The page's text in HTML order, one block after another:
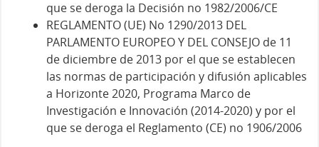
que se deroga la Decisión no 1982/2006/CE
REGLAMENTO (UE) No 1290/2013 DEL
PARLAMENTO EUROPEO Y DEL CONSEJO de 11
de diciembre de 2013 por el que se establecen
las normas de participación y difusión aplicables
a Horizonte 2020, Programa Marco de
Investigación e Innovación (2014-2020) y por el
que se deroga el Reglamento (CE) no 1906/2006